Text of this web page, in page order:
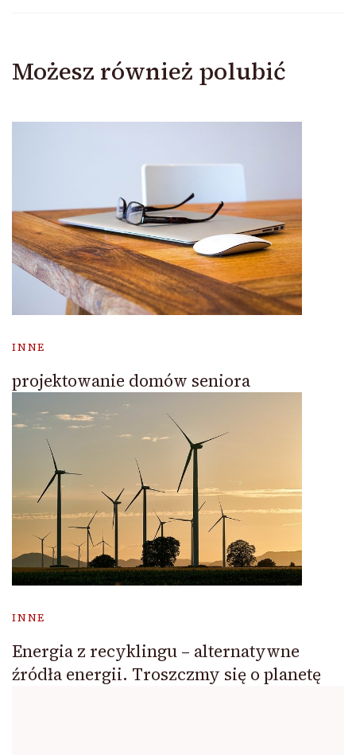
Możesz również polubić
INNE
projektowanie domów seniora
INNE
Energia z recyklingu – alternatywne
źródła energii. Troszczmy się o planetę